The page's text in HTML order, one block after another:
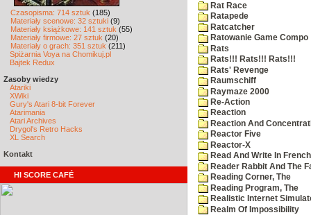
Czasopisma: 714 sztuk (185)
Materiały scenowe: 32 sztuki (9)
Materiały książkowe: 141 sztuk (55)
Materiały firmowe: 27 sztuk (20)
Materiały o grach: 351 sztuk (211)
Spiżarnia Voya na Chomikuj.pl
Bajtek Redux
Zasoby wiedzy
Atariki
XWiki
Gury's Atari 8-bit Forever
Atarimania
Atari Archives
Drygol's Retro Hacks
XL Search
Kontakt
HI SCORE CAFÉ
Rat Race
Ratapede
Ratcatcher
Ratowanie Game Compo
Rats
Rats!!! Rats!!! Rats!!!
Rats' Revenge
Raumschiff
Raymaze 2000
Re-Action
Reaction
Reaction And
Reactor Five
Reactor-X
Read And Write In
Reader Rabbit And The
Reading Corner, The
Reading Program, The
Realistic Internet
Realm Of Impossibility